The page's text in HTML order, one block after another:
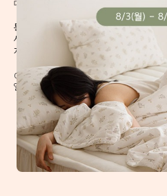
대표자 이재혁, 이예은
통신판매신고번호 2020-서울동대문-0224
사업자등록번호 413-86-01738
개인정보관리책임자 이예은,
COPYRIGHT @ ELENAHEIM. ALL RIGHT
엘레나 하임의 모든 디자인과 내용은 무단 도
회사소개 이용약관 이용방법